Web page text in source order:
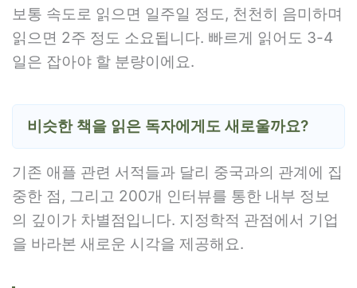
보통 속도로 읽으면 일주일 정도, 천천히 음미하며
읽으면 2주 정도 소요됩니다. 빠르게 읽어도 3-4
일은 잡아야 할 분량이에요.
비슷한 책을 읽은 독자에게도 새로울까요?
기존 애플 관련 서적들과 달리 중국과의 관계에 집
중한 점, 그리고 200개 인터뷰를 통한 내부 정보
의 깊이가 차별점입니다. 지정학적 관점에서 기업
을 바라본 새로운 시각을 제공해요.